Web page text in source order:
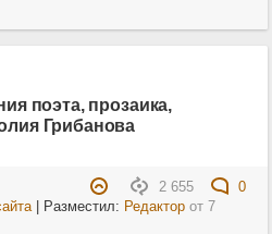
поэта, прозаика,
Грибанова
2 655
0
| Разместил: Редакторот 7